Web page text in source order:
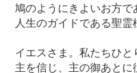
鳩のようにきよいお方
人生のガイドである聖
イエスさま。私たちひ
主を信じ、主の御あと